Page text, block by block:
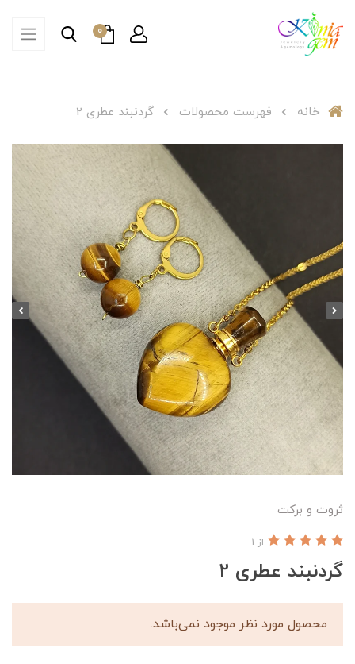
0
خانه فهرست محصولات گردنبند عطری 2
ثروت و برکت
گردنبند عطری 2
از 1
محصول مورد نظر موجود نمی‌باشد.